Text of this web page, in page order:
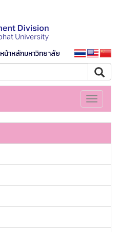
หน้าหลักมหาวิทยาลัย
Toggle